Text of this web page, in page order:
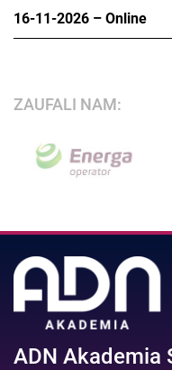
16-11-2026 – Online
ZAUFALI NAM:
ADN Akademia